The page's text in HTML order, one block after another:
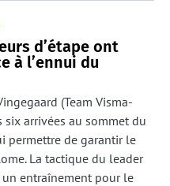
d’étape ont
à l’ennui du
(Team Visma-
six arrivées au sommet du
permettre de garantir le
La tactique du leader
un entraînement pour le